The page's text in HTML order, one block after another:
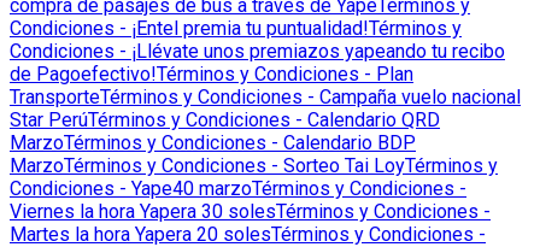
compra de pasajes de bus a través de YapeTérminos y
Condiciones - ¡Entel premia tu puntualidad!Términos y
Condiciones - ¡Llévate unos premiazos yapeando tu recibo
de Pagoefectivo!Términos y Condiciones - Plan
TransporteTérminos y Condiciones - Campaña vuelo nacional
Star PerúTérminos y Condiciones - Calendario QRD
MarzoTérminos y Condiciones - Calendario BDP
MarzoTérminos y Condiciones - Sorteo Tai LoyTérminos y
Condiciones - Yape40 marzoTérminos y Condiciones -
Viernes la hora Yapera 30 solesTérminos y Condiciones -
Martes la hora Yapera 20 solesTérminos y Condiciones -